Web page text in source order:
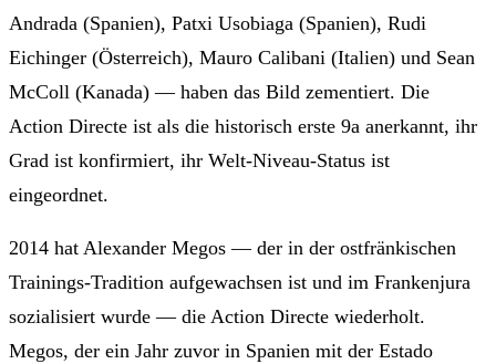
Andrada (Spanien), Patxi Usobiaga (Spanien), Rudi
Eichinger (Österreich), Mauro Calibani (Italien) und Sean
McColl (Kanada) — haben das Bild zementiert. Die
Action Directe ist als die historisch erste 9a anerkannt, ihr
Grad ist konfirmiert, ihr Welt-Niveau-Status ist
eingeordnet.
2014 hat Alexander Megos — der in der ostfränkischen
Trainings-Tradition aufgewachsen ist und im Frankenjura
sozialisiert wurde — die Action Directe wiederholt.
Megos, der ein Jahr zuvor in Spanien mit der Estado